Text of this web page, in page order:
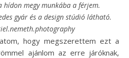
hídon megy munkába a férjem.
gyár és a design stúdió látható.
hogy megszerettem ezt a
ajánlom az erre járóknak,